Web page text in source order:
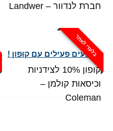
חברת לנדוור – Landwer
בלעדי לאתר
מבצעים פעילים עם קופון !
קופון 10% לצידניות
וכיסאות קולמן –
Coleman